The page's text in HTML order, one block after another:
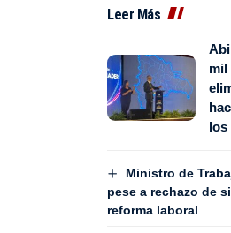
Leer Más
mil
los
Ministro de
pese a rechazo de
reforma laboral